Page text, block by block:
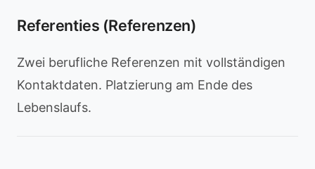
Referenties (Referenzen)
Zwei berufliche Referenzen mit vollständigen
Kontaktdaten. Platzierung am Ende des
Lebenslaufs.